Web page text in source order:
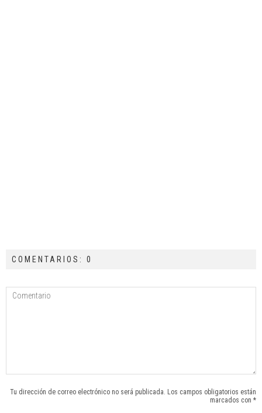
COMENTARIOS: 0
Tu dirección de correo electrónico no será publicada. Los campos obligatorios están
marcados con *